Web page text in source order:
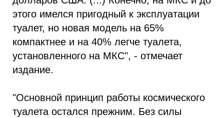
этого имелся пригодный к эксплуатации
туалет, но новая модель на 65%
компактнее и на 40% легче туалета,
установленного на МКС", - отмечает
издание.
"Основной принцип работы космического
туалета остался прежним. Без силы